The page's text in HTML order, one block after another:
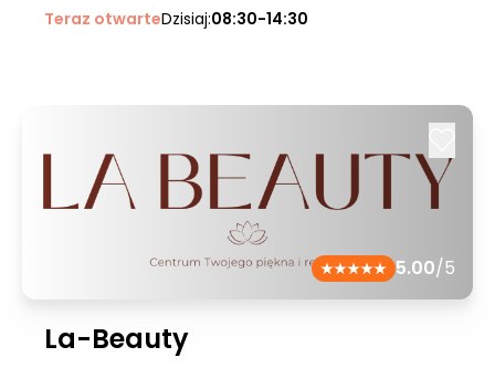
Teraz otwarteDzisiaj:08:30-14:30
5.00/5
La-Beauty